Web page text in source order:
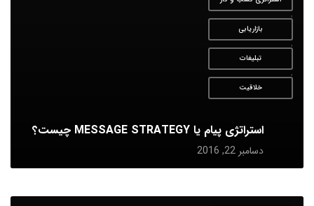
,
بازاریابی
,
تبلیغات
,
خلاقیت
استراتژی پیام یا MESSAGE STRATEGY چیست؟
دسامبر 22, 2016